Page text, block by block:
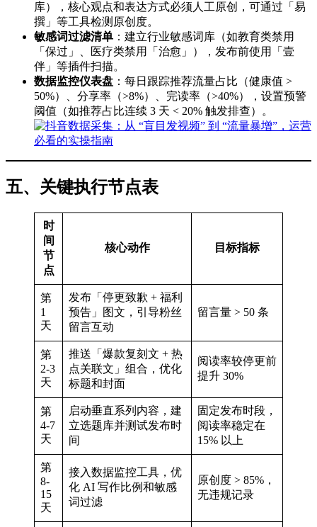
库），核心观点和表达方式必须人工原创，可通过「易
撰」等工具检测原创度。
敏感词过滤清单 ：建立行业敏感词库（如教育类禁用
「保过」、医疗类禁用「治愈」），发布前使用「壹
伴」等插件扫描。
数据监控仪表盘 ：每日跟踪推荐流量占比（健康值 >
50%）、分享率（>8%）、完读率（>40%），设置预警
阈值（如推荐占比连续 3 天 < 20% 触发排查）。
五、关键执行节点表
时
间
节
点
核心动作 目标指标
第
1
天
发布「停更致歉 + 福利
预告」图文，引导粉丝
留言互动
留言量 > 50 条
第
2-3
天
推送「爆款复刻文 + 热
点关联文」组合，优化
标题和封面
阅读率较停更前
提升 30%
第
4-7
天
启动垂直系列内容，建
立选题库并测试发布时
间
固定发布时段，
阅读率稳定在
15% 以上
第
8-
15
天
接入数据监控工具，优
化 AI 写作比例和敏感
词过滤
原创度 > 85%，
无违规记录